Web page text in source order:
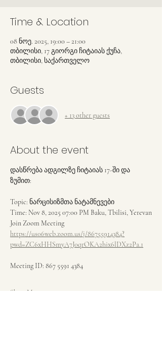
Time & Location
08 ნოე. 2025, 19:00 – 21:00
თბილისი, 17 გიორგი ჩიტაიას ქუჩა,
თბილისი, საქართველო
Guests
+ 13 other guests
About the event
დასწრება ადგილზე ჩიტაიას 17-ში და
ზუმით:
Topic: ნარცისიზმთა ნატამნევები
Time: Nov 8, 2025 07:00 PM Baku, Tbilisi, Yerevan
Join Zoom Meeting
https://us06web.zoom.us/j/86755914384?
pwd=ZC6xHHSmyA7J0qrOKA2hix6lDXz2Pa.1
Meeting ID: 867 5591 4384
Show More